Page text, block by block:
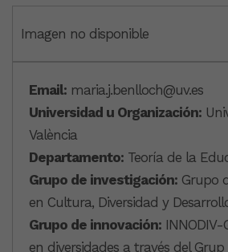
Imagen no disponible
Email: maria.j.benlloch@uv.es
Universidad u Organización:
València
Departamento: Teoría de la
Grupo de investigación: Grupo
en Cultura, Diversidad y
Grupo de innovación: INNODIV-
en diversidades a través del Grup